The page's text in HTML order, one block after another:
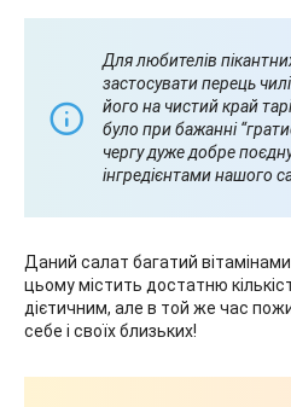
Для любителів
застосувати перець
його на чистий край
було при бажанні
чергу дуже добре
інгредієнтами нашого
Даний салат багатий
цьому містить достатню
дієтичним, але в той же час
себе і своїх близьких!